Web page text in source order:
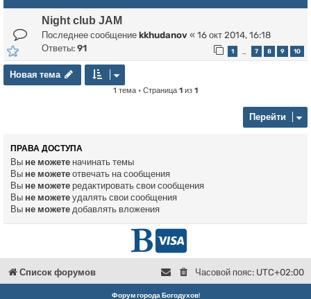
Night club JAM
Последнее сообщение kkhudanov « 16 окт 2014, 16:18
Ответы: 91 1 7 8 9 10
Новая тема
Новая тема
1 тема • Страница 1 из 1
Перейти
ПРАВА ДОСТУПА
Вы не можете начинать темы
Вы не можете отвечать на сообщения
Вы не можете редактировать свои сообщения
Вы не можете удалять свои сообщения
Вы не можете добавлять вложения
Г
в
D
o
n
Список форумов Часовой пояс: UTC+02:00
Форум города Богодухов!